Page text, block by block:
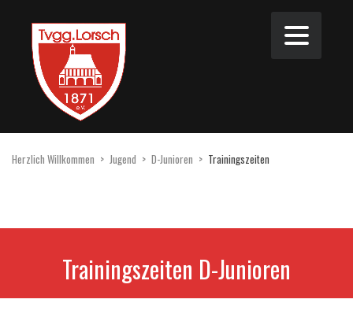
Herzlich Willkommen > Jugend > D-Junioren > Trainingszeiten
Trainingszeiten D-Junioren